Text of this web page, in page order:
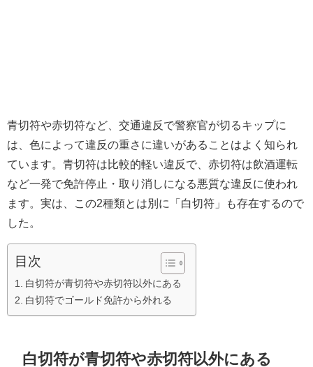
青切符や赤切符など、交通違反で警察官が切るキップに
は、色によって違反の重さに違いがあることはよく知られ
ています。青切符は比較的軽い違反で、赤切符は飲酒運転
など一発で免許停止・取り消しになる悪質な違反に使われ
ます。実は、この2種類とは別に「白切符」も存在するので
した。
目次
白切符が青切符や赤切符以外にある
白切符でゴールド免許から外れる
白切符が青切符や赤切符以外にある